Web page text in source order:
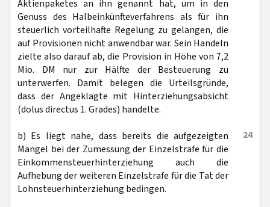
Aktienpaketes an ihn genannt hat, um in den
Genuss des Halbeinkünfteverfahrens als für ihn
steuerlich vorteilhafte Regelung zu gelangen, die
auf Provisionen nicht anwendbar war. Sein Handeln
zielte also darauf ab, die Provision in Höhe von 7,2
Mio. DM nur zur Hälfte der Besteuerung zu
unterwerfen. Damit belegen die Urteilsgründe,
dass der Angeklagte mit Hinterziehungsabsicht
(dolus directus 1. Grades) handelte.
24
b) Es liegt nahe, dass bereits die aufgezeigten
Mängel bei der Zumessung der Einzelstrafe für die
Einkommensteuerhinterziehung auch die
Aufhebung der weiteren Einzelstrafe für die Tat der
Lohnsteuerhinterziehung bedingen.